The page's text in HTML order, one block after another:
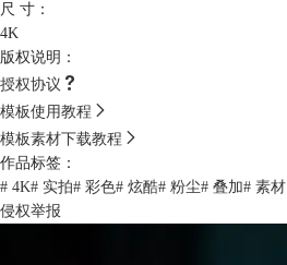
尺 寸：
4K
版权说明：
授权协议
模板使用教程
模板素材下载教程
作品标签：
# 4K# 实拍# 彩色# 炫酷# 粉尘# 叠加# 素材
侵权举报